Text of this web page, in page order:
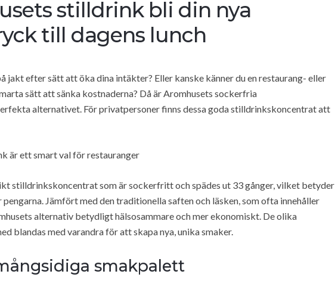
stilldrink bli din nya
till dagens lunch
jakt efter sätt att öka dina intäkter? Eller kanske känner du en restaurang- eller
sätt att sänka kostnaderna? Då är Aromhusets sockerfria
alternativet. För privatpersoner finns dessa goda stilldrinkskoncentrat att
är ett smart val för restauranger
stilldrinkskoncentrat som är sockerfritt och spädes ut 33 gånger, vilket betyder
Jämfört med den traditionella saften och läsken, som ofta innehåller
alternativ betydligt hälsosammare och mer ekonomiskt. De olika
blandas med varandra för att skapa nya, unika smaker.
smakpalett